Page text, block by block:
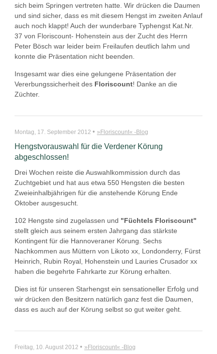
sich beim Springen vertreten hatte. Wir drücken die Daumen
und sind sicher, dass es mit diesem Hengst im zweiten Anlauf
auch noch klappt! Auch der wunderbare Typhengst Kat.Nr.
37 von Floriscount- Hohenstein aus der Zucht des Herrn
Peter Bösch war leider beim Freilaufen deutlich lahm und
konnte die Präsentation nicht beenden.
Insgesamt war dies eine gelungene Präsentation der
Vererbungssicherheit des Floriscount! Danke an die
Züchter.
Montag, 17. September 2012 • »Floriscount« -Blog
Hengstvorauswahl für die Verdener Körung
abgeschlossen!
Drei Wochen reiste die Auswahlkommission durch das
Zuchtgebiet und hat aus etwa 550 Hengsten die besten
Zweieinhalbjährigen für die anstehende Körung Ende
Oktober ausgesucht.
102 Hengste sind zugelassen und "Füchtels Floriscount"
stellt gleich aus seinem ersten Jahrgang das stärkste
Kontingent für die Hannoveraner Körung. Sechs
Nachkommen aus Müttern von Likoto xx, Londonderry, Fürst
Heinrich, Rubin Royal, Hohenstein und Lauries Crusador xx
haben die begehrte Fahrkarte zur Körung erhalten.
Dies ist für unseren Starhengst ein sensationeller Erfolg und
wir drücken den Besitzern natürlich ganz fest die Daumen,
dass es auch auf der Körung selbst so gut weiter geht.
Freitag, 10. August 2012 • »Floriscount« -Blog